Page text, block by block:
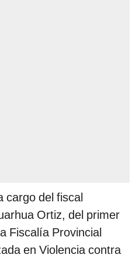
cargo del fiscal
Ortiz, del primer
Fiscalía Provincial
en Violencia contra